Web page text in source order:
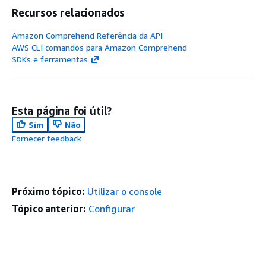
Recursos relacionados
Amazon Comprehend Referência da API
AWS CLI comandos para Amazon Comprehend
SDKs e ferramentas
Esta página foi útil?
Sim
Não
Fornecer feedback
Próximo tópico: Utilizar o console
Tópico anterior: Configurar